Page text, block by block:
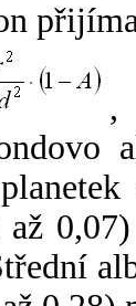
,
až